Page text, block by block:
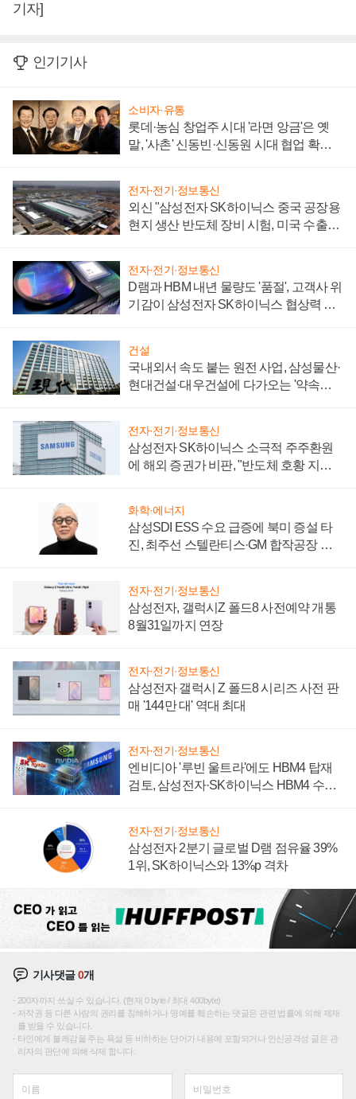
기자]
인기기사
소비자·유통
롯데·농심 창업주 시대 '라면 앙금'은 옛
말, '사촌' 신동빈·신동원 시대 협업 확대
전자·전기·정보통신
외신 "삼성전자 SK하이닉스 중국 공장용
현지 생산 반도체 장비 시험, 미국 수출통
전자·전기·정보통신
D램과 HBM 내년 물량도 '품절', 고객사 위
기감이 삼성전자 SK하이닉스 협상력 더
건설
국내외서 속도 붙는 원전 사업, 삼성물산·
현대건설·대우건설에 다가오는 '약속의
전자·전기·정보통신
삼성전자 SK하이닉스 소극적 주주환원
에 해외 증권가 비판, "반도체 호황 지속
화학·에너지
삼성SDI ESS 수요 급증에 북미 증설 타
진, 최주선 스텔란티스·GM 합작공장 건
전자·전기·정보통신
삼성전자, 갤럭시Z 폴드8 사전예약 개통
8월31일까지 연장
전자·전기·정보통신
삼성전자 갤럭시 Z 폴드8 시리즈 사전 판
매 '144만 대' 역대 최대
전자·전기·정보통신
엔비디아 '루빈 울트라'에도 HBM4 탑재
검토, 삼성전자·SK하이닉스 HBM4 수율
전자·전기·정보통신
삼성전자 2분기 글로벌 D램 점유율 39%
1위, SK하이닉스와 13%p 격차
기사댓글0개
200자까지 쓰실 수 있습니다. (현재 0 byte / 최대 400byte)
저작권 등 다른 사람의 권리를 침해하거나 명예를 훼손하는 댓글은 관련 법률에 의해 제재
를 받을 수 있습니다.
타인에게 불쾌감을 주는 욕설 등 비하하는 단어가 내용에 포함되거나 인신공격성 글은 관
리자의 판단에 의해 삭제 합니다.